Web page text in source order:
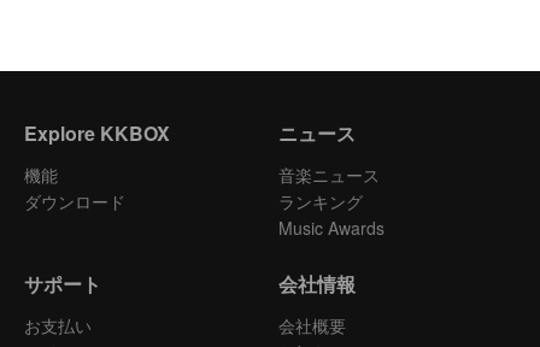
Explore KKBOX
機能
ダウンロード
ニュース
音楽ニュース
ランキング
Music Awards
サポート
お支払い
会社情報
会社概要